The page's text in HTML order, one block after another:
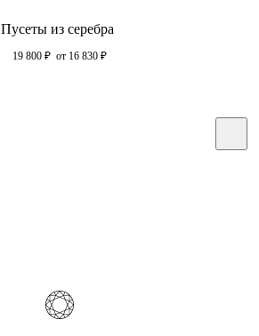
Пусеты из серебра
19 800 ₽ от 16 830 ₽